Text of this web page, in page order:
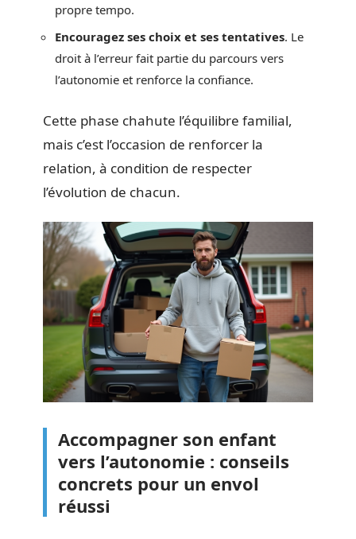
propre tempo.
Encouragez ses choix et ses tentatives. Le
droit à l’erreur fait partie du parcours vers
l’autonomie et renforce la confiance.
Cette phase chahute l’équilibre familial,
mais c’est l’occasion de renforcer la
relation, à condition de respecter
l’évolution de chacun.
Accompagner son enfant
vers l’autonomie : conseils
concrets pour un envol
réussi